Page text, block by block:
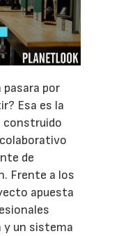
pasara por
Esa es la
construido
de
Frente a los
apuesta
y un sistema